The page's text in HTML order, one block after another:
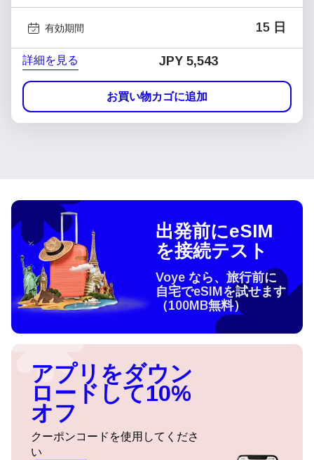
有効期間 15 日
詳細を見る JPY 5,543
お買い物カゴに追加
出発前にeSIM
を接続テスト
Voye なら、旅行前に
自宅でeSIMを試せます
（100MB無料）
アプリをダウン
ロードして10%
オフ
クーポンコードを使用してくださ
い